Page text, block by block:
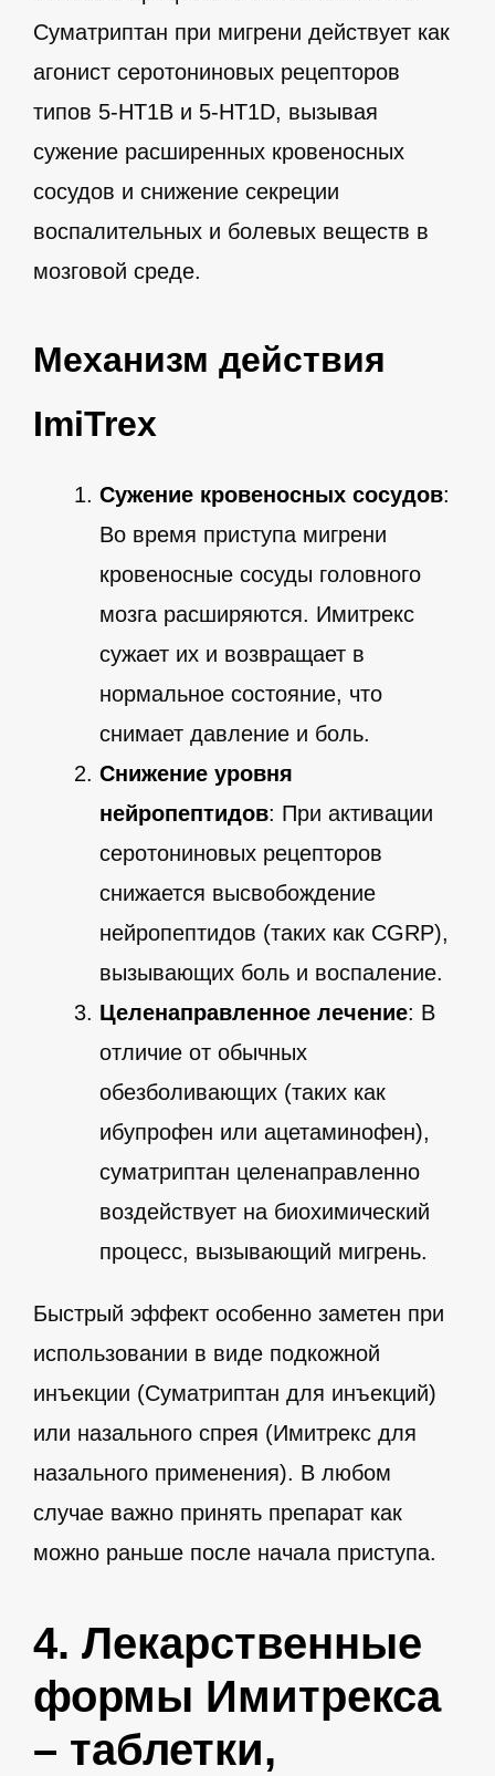
Суматриптан при мигрени действует как
агонист серотониновых рецепторов
типов 5-HT1B и 5-HT1D, вызывая
сужение расширенных кровеносных
сосудов и снижение секреции
воспалительных и болевых веществ в
мозговой среде.
Механизм действия
ImiTrex
Сужение кровеносных сосудов:
Во время приступа мигрени
кровеносные сосуды головного
мозга расширяются. Имитрекс
сужает их и возвращает в
нормальное состояние, что
снимает давление и боль.
Снижение уровня
нейропептидов: При активации
серотониновых рецепторов
снижается высвобождение
нейропептидов (таких как CGRP),
вызывающих боль и воспаление.
Целенаправленное лечение: В
отличие от обычных
обезболивающих (таких как
ибупрофен или ацетаминофен),
суматриптан целенаправленно
воздействует на биохимический
процесс, вызывающий мигрень.
Быстрый эффект особенно заметен при
использовании в виде подкожной
инъекции (Суматриптан для инъекций)
или назального спрея (Имитрекс для
назального применения). В любом
случае важно принять препарат как
можно раньше после начала приступа.
4. Лекарственные
формы Имитрекса
– таблетки,